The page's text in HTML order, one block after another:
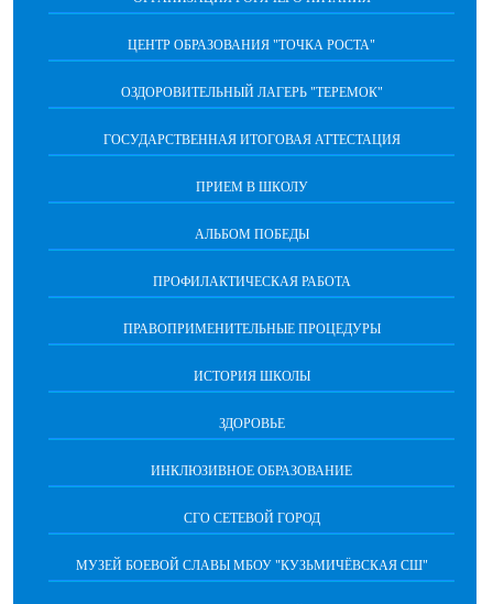
ЦЕНТР ОБРАЗОВАНИЯ "ТОЧКА РОСТА"
ОЗДОРОВИТЕЛЬНЫЙ ЛАГЕРЬ "ТЕРЕМОК"
ГОСУДАРСТВЕННАЯ ИТОГОВАЯ АТТЕСТАЦИЯ
ПРИЕМ В ШКОЛУ
АЛЬБОМ ПОБЕДЫ
ПРОФИЛАКТИЧЕСКАЯ РАБОТА
ПРАВОПРИМЕНИТЕЛЬНЫЕ ПРОЦЕДУРЫ
ИСТОРИЯ ШКОЛЫ
ЗДОРОВЬЕ
ИНКЛЮЗИВНОЕ ОБРАЗОВАНИЕ
СГО СЕТЕВОЙ ГОРОД
МУЗЕЙ БОЕВОЙ СЛАВЫ МБОУ "КУЗЬМИЧЁВСКАЯ СШ"